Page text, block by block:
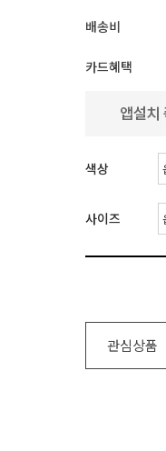
배송비
카드혜택
색상
사이즈
관심상품